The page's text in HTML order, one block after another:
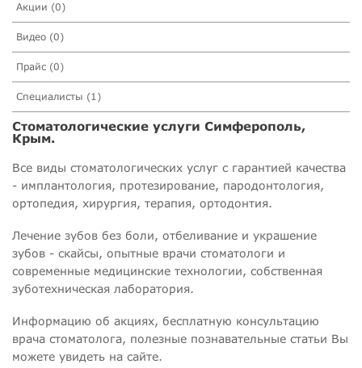
Акции (0)
Видео (0)
Прайс (0)
Специалисты (1)
Стоматологические услуги Симферополь,
Крым.
Все виды стоматологических услуг с гарантией качества
- имплантология, протезирование, пародонтология,
ортопедия, хирургия, терапия, ортодонтия.
Лечение зубов без боли, отбеливание и украшение
зубов - скайсы, опытные врачи стоматологи и
современные медицинские технологии, собственная
зуботехническая лаборатория.
Информацию об акциях, бесплатную консультацию
врача стоматолога, полезные познавательные статьи Вы
можете увидеть на сайте.